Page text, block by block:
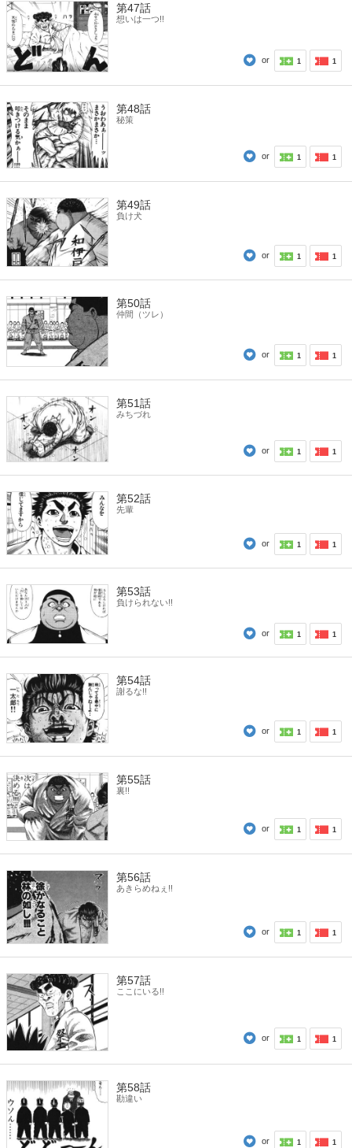
第47話
想いは一つ!!
or 1 1
第48話
秘策
or 1 1
第49話
負け犬
or 1 1
第50話
仲間（ツレ）
or 1 1
第51話
みちづれ
or 1 1
第52話
先輩
or 1 1
第53話
負けられない!!
or 1 1
第54話
謝るな!!
or 1 1
第55話
裏!!
or 1 1
第56話
あきらめねぇ!!
or 1 1
第57話
ここにいる!!
or 1 1
第58話
勘違い
or 1 1